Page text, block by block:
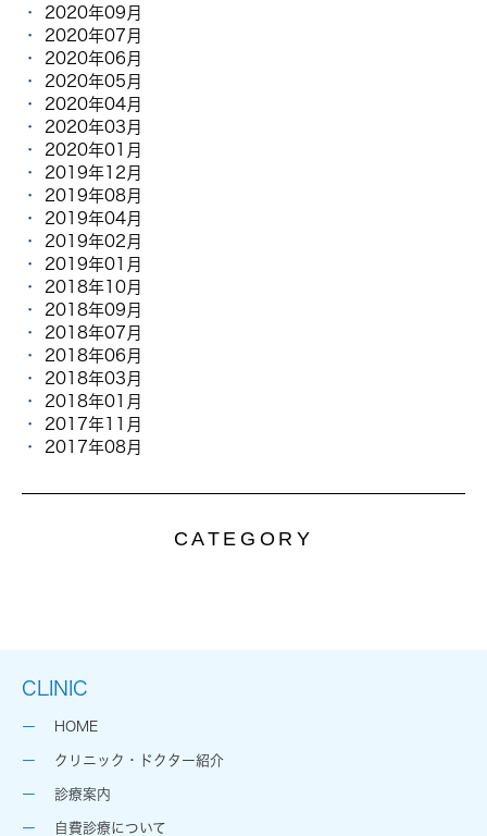
2020年09月
2020年07月
2020年06月
2020年05月
2020年04月
2020年03月
2020年01月
2019年12月
2019年08月
2019年04月
2019年02月
2019年01月
2018年10月
2018年09月
2018年07月
2018年06月
2018年03月
2018年01月
2017年11月
2017年08月
CATEGORY
CLINIC
HOME
クリニック・ドクター紹介
診療案内
自費診療について